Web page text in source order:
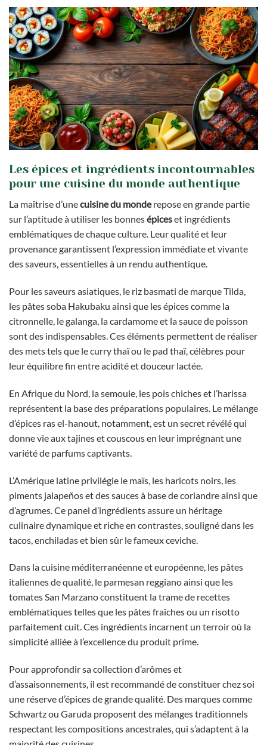
Les épices et ingrédients incontournables
pour une cuisine du monde authentique
La maîtrise d’unecuisine du monderepose en grande partie
sur l’aptitude à utiliser les bonnesépiceset ingrédients
emblématiques de chaque culture. Leur qualité et leur
provenance garantissent l’expression immédiate et vivante
des saveurs, essentielles à un rendu authentique.
Pour les saveurs asiatiques, le riz basmati de marque Tilda,
les pâtes soba Hakubaku ainsi que les épices comme la
citronnelle, le galanga, la cardamome et la sauce de poisson
sont des indispensables. Ces éléments permettent de réaliser
des mets tels que le curry thaï ou le pad thaï, célèbres pour
leur équilibre fin entre acidité et douceur lactée.
En Afrique du Nord, la semoule, les pois chiches et l’harissa
représentent la base des préparations populaires. Le mélange
d’épices ras el-hanout, notamment, est un secret révélé qui
donne vie aux tajines et couscous en leur imprégnant une
variété de parfums captivants.
L’Amérique latine privilégie le maïs, les haricots noirs, les
piments jalapeños et des sauces à base de coriandre ainsi que
d’agrumes. Ce panel d’ingrédients assure un héritage
culinaire dynamique et riche en contrastes, souligné dans les
tacos, enchiladas et bien sûr le fameux ceviche.
Dans la cuisine méditerranéenne et européenne, les pâtes
italiennes de qualité, le parmesan reggiano ainsi que les
tomates San Marzano constituent la trame de recettes
emblématiques telles que les pâtes fraîches ou un risotto
parfaitement cuit. Ces ingrédients incarnent un terroir où la
simplicité alliée à l’excellence du produit prime.
Pour approfondir sa collection d’arômes et
d’assaisonnements, il est recommandé de constituer chez soi
une réserve d’épices de grande qualité. Des marques comme
Schwartz ou Garuda proposent des mélanges traditionnels
respectant les compositions ancestrales, qui s’adaptent à la